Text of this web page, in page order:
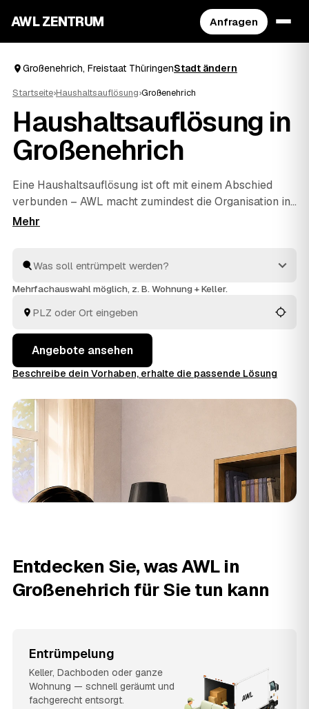
AWL ZENTRUM Anfragen
Großenehrich, Freistaat ThüringenStadt ändern
Startseite›Haushaltsauflösung›Großenehrich
Haushaltsauflösung in
Großenehrich
Eine Haushaltsauflösung ist oft mit einem Abschied
verbunden – AWL macht zumindest die Organisation in
Großenehrich unkompliziert. Mit einer Anfrage
kompletten Hausstand nennen. Ob Nachlass, Umzug
oderEntrümpelungeinzelner Zimmer: geräumt wird
Hausrat wird auf den Preis angerechnet. So vergleichen
Sie mehrere Angebote, statt jeden Betrieb einzeln
anzufragen.
Mehrfachauswahl möglich, z. B. Wohnung + Keller.
Angebote ansehen
Beschreibe dein Vorhaben, erhalte die passende Lösung
Entdecken Sie, was AWL in
Großenehrich für Sie tun kann
Entrümpelung
Keller, Dachboden oder ganze
Wohnung — schnell geräumt und
fachgerecht entsorgt.